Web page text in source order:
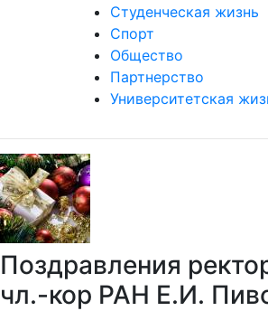
Студенческая жизнь
Спорт
Общество
Партнерство
Университетская
Поздравления
чл.-кор РАН Е.И.